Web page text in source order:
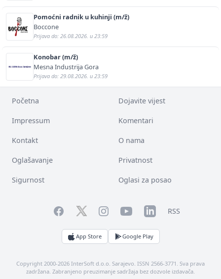
Pomoćni radnik u kuhinji (m/ž)
Boccone
Prijava do: 26.08.2026. u 23:59
Konobar (m/ž)
Mesna Industrija Gora
Prijava do: 29.08.2026. u 23:59
Početna Dojavite vijest
Impressum Komentari
Kontakt O nama
Oglašavanje Privatnost
Sigurnost Oglasi za posao
FacebookTwitterInstagramYouTubeLinkedInRSS
App Store Google Play
Copyright 2000-2026 InterSoft d.o.o. Sarajevo. ISSN 2566-3771. Sva prava
zadržana. Zabranjeno preuzimanje sadržaja bez dozvole izdavača.